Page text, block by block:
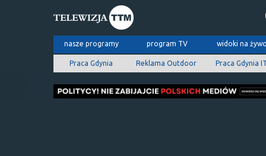
nasze programy program TV widoki na
Praca Gdynia Reklama Outdoor Praca Gdynia